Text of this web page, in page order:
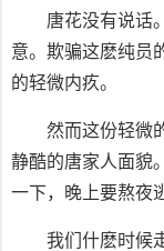
唐花没有说话
意。欺骗这麽纯员
的轻微内疚。
然而这份轻微
静酷的唐家人面貌
一下，晚上要熬夜
我们什麽时候